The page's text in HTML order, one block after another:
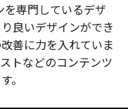
専門しているデザ
良いデザインができ
善に力を入れていま
トなどのコンテンツ
。